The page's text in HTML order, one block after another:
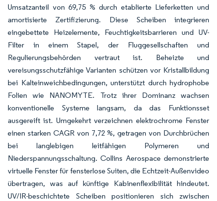
Umsatzanteil von 69,75 % durch etablierte Lieferketten und
amortisierte Zertifizierung. Diese Scheiben integrieren
eingebettete Heizelemente, Feuchtigkeitsbarrieren und UV-
Filter in einem Stapel, der Fluggesellschaften und
Regulierungsbehörden vertraut ist. Beheizte und
vereisungsschutzfähige Varianten schützen vor Kristallbildung
bei Kalteinweichbedingungen, unterstützt durch hydrophobe
Folien wie NANOMYTE. Trotz ihrer Dominanz wachsen
konventionelle Systeme langsam, da das Funktionsset
ausgereift ist. Umgekehrt verzeichnen elektrochrome Fenster
einen starken CAGR von 7,72 %, getragen von Durchbrüchen
bei langlebigen leitfähigen Polymeren und
Niederspannungsschaltung. Collins Aerospace demonstrierte
virtuelle Fenster für fensterlose Suiten, die Echtzeit-Außenvideo
übertragen, was auf künftige Kabinenflexibilität hindeutet.
UV/IR-beschichtete Scheiben positionieren sich zwischen